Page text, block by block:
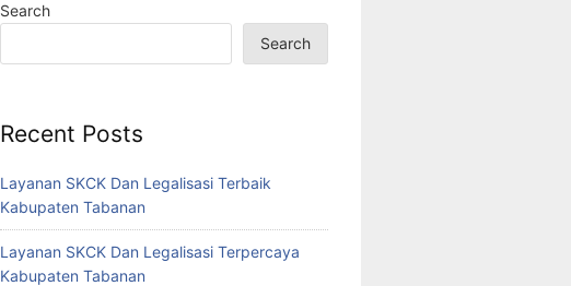
Search
Search
Recent Posts
Layanan SKCK Dan Legalisasi Terbaik
Kabupaten Tabanan
Layanan SKCK Dan Legalisasi Terpercaya
Kabupaten Tabanan